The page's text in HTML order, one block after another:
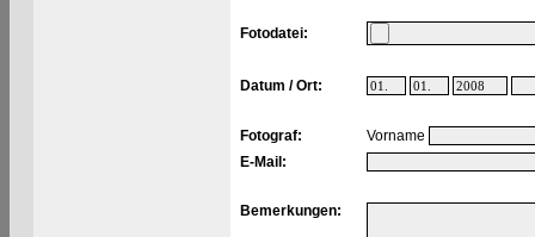
Fotodatei:
Datum / Ort:
Fotograf:
Vorname
E-Mail:
Bemerkungen: